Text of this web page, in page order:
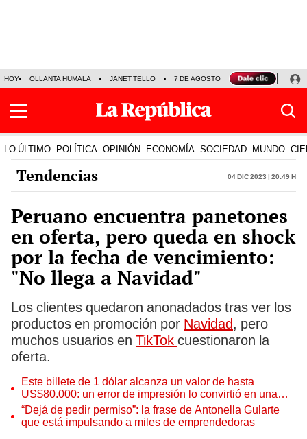
HOY OLLANTA HUMALA JANET TELLO 7 DE AGOSTO TINKA RESULTADOS
LO ÚLTIMO POLÍTICA OPINIÓN ECONOMÍA SOCIEDAD MUNDO
Tendencias 04 Dic 2023 | 20:49 h
Peruano encuentra panetones
en oferta, pero queda en shock
por la fecha de vencimiento:
"No llega a Navidad"
Los clientes quedaron anonadados tras ver los
productos en promoción por Navidad, pero
muchos usuarios en TikTok cuestionaron la
oferta.
Este billete de 1 dólar alcanza un valor de hasta
US$80.000: un error de impresión lo convirtió en una
pieza única que hoy buscan coleccionistas de todo el
mundo
“Dejá de pedir permiso”: la frase de Antonella Gularte
que está impulsando a miles de emprendedoras